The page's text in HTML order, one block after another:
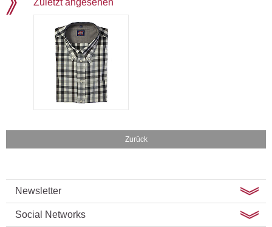
Zurück
Newsletter
Social Networks